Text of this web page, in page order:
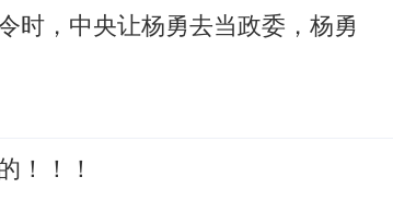
时，中央让杨勇去当政委，杨勇
！！！